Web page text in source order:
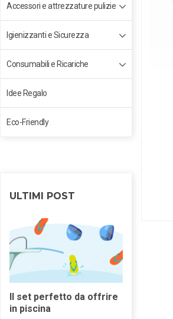
Accessori e attrezzature pulizie
Igienizzanti e Sicurezza
Consumabili e Ricariche
Idee Regalo
Eco-Friendly
ULTIMI POST
Il set perfetto da offrire
in piscina